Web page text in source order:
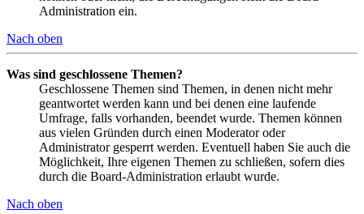
Administration ein.
Nach oben
Was sind geschlossene Themen?
Geschlossene Themen sind Themen, in denen nicht mehr
geantwortet werden kann und bei denen eine laufende
Umfrage, falls vorhanden, beendet wurde. Themen können
aus vielen Gründen durch einen Moderator oder
Administrator gesperrt werden. Eventuell haben Sie auch die
Möglichkeit, Ihre eigenen Themen zu schließen, sofern dies
durch die Board-Administration erlaubt wurde.
Nach oben